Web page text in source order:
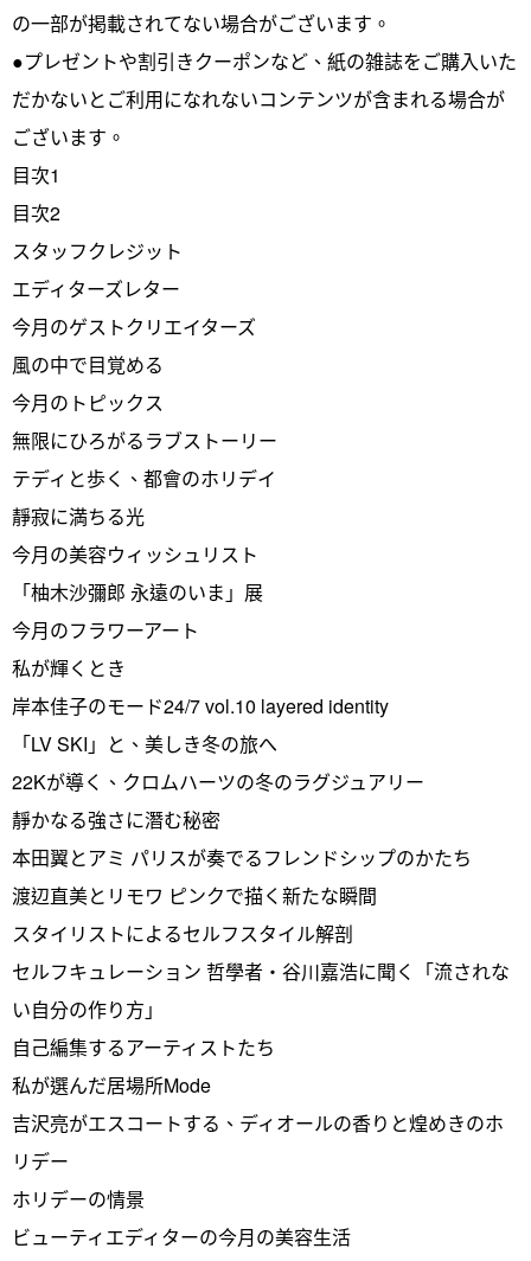
の一部が掲載されてない場合がございます。
●プレゼントや割引きクーポンなど、紙の雑誌をご購入いた
だかないとご利用になれないコンテンツが含まれる場合が
ございます。
目次1
目次2
スタッフクレジット
エディターズレター
今月のゲストクリエイターズ
風の中で目覚める
今月のトピックス
無限にひろがるラブストーリー
テディと歩く、都會のホリデイ
靜寂に満ちる光
今月の美容ウィッシュリスト
「柚木沙彌郎 永遠のいま」展
今月のフラワーアート
私が輝くとき
岸本佳子のモード24/7 vol.10 layered identity
「LV SKI」と、美しき冬の旅へ
22Kが導く、クロムハーツの冬のラグジュアリー
靜かなる強さに潛む秘密
本田翼とアミ パリスが奏でるフレンドシップのかたち
渡辺直美とリモワ ピンクで描く新たな瞬間
スタイリストによるセルフスタイル解剖
セルフキュレーション 哲學者・谷川嘉浩に聞く「流されな
い自分の作り方」
自己編集するアーティストたち
私が選んだ居場所Mode
吉沢亮がエスコートする、ディオールの香りと煌めきのホ
リデー
ホリデーの情景
ビューティエディターの今月の美容生活